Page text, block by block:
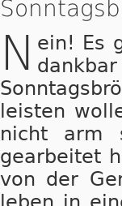
N ein! Es
leisten
nicht arm
gearbeitet
von der